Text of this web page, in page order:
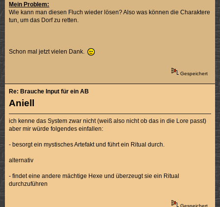
Mein Problem:
Wie kann man diesen Fluch wieder lösen? Also was können die Charaktere
tun, um das Dorf zu retten.
Schon mal jetzt vielen Dank.
Gespeichert
Aniell
Re: Brauche Input für ein AB
ich kenne das System zwar nicht (weiß also nicht ob das in die Lore passt)
aber mir würde folgendes einfallen:
- besorgt ein mystisches Artefakt und führt ein Ritual durch.
alternativ
- findet eine andere mächtige Hexe und überzeugt sie ein Ritual
durchzuführen
Gespeichert